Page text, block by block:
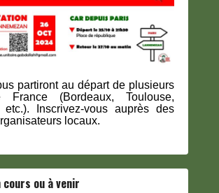
partiront au départ de plusieurs
(Bordeaux, Toulouse,
etc.). Inscrivez-vous auprès des
locaux.
ou à venir